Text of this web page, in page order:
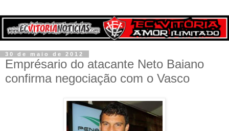
30 de maio de 2012
Emprésario do atacante Neto Baiano
confirma negociação com o Vasco